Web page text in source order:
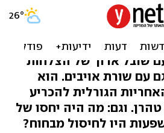
הלחץ על איראן
שובל ארוך של הצלחות
עם שורת אויבים. הוא
הגורלית להכריע
וגם: מה היה יחסו של
היו לחיסול מבחוח?